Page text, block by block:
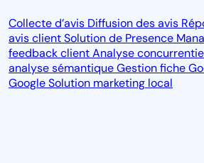
Collecte d’avis Diffusion des avis
avis clientSolution de Presence
feedback clientAnalyse
analyse sémantiqueGestion fiche
GoogleSolution marketing local